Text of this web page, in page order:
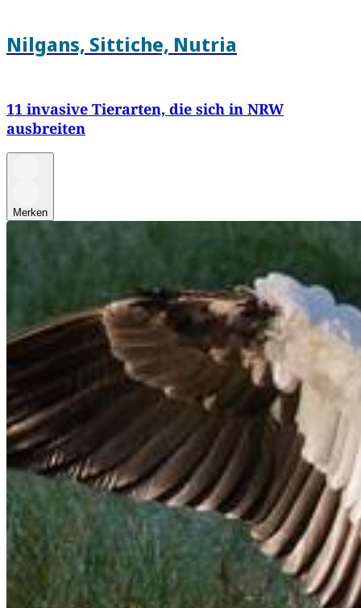
Nilgans, Sittiche, Nutria
11 invasive Tierarten, die sich in NRW
ausbreiten
Merken